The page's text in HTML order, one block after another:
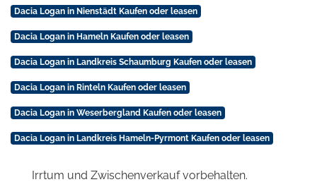
Dacia Logan in Nienstädt Kaufen oder leasen
Dacia Logan in Hameln Kaufen oder leasen
Dacia Logan in Landkreis Schaumburg Kaufen oder leasen
Dacia Logan in Rinteln Kaufen oder leasen
Dacia Logan in Weserbergland Kaufen oder leasen
Dacia Logan in Landkreis Hameln-Pyrmont Kaufen oder leasen
Irrtum und Zwischenverkauf vorbehalten.